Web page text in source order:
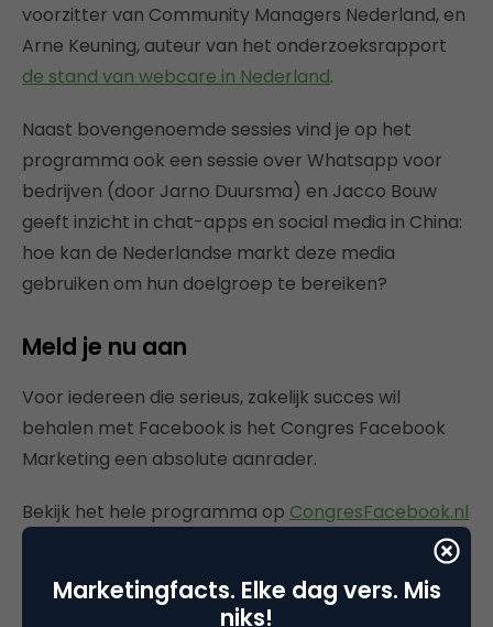
voorzitter van Community Managers Nederland, en
Arne Keuning, auteur van het onderzoeksrapport
de stand van webcare in Nederland.
Naast bovengenoemde sessies vind je op het
programma ook een sessie over Whatsapp voor
bedrijven (door Jarno Duursma) en Jacco Bouw
geeft inzicht in chat-apps en social media in China:
hoe kan de Nederlandse markt deze media
gebruiken om hun doelgroep te bereiken?
Meld je nu aan
Voor iedereen die serieus, zakelijk succes wil
behalen met Facebook is het Congres Facebook
Marketing een absolute aanrader.
Bekijk het hele programma op CongresFacebook.nl
en meld je vandaag nog aan!
Marketingfacts. Elke dag vers. Mis
niks!